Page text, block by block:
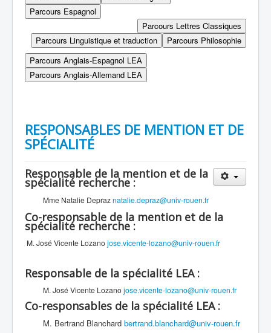
RESPONSABLES DE MENTION ET DE
SPÉCIALITÉ
Responsable de la mention et de la
spécialité recherche:
Mme Natalie Depraznatalie.depraz@univ-rouen.fr
Co-responsable de la mention et de la
spécialité recherche:
M. José Vicente Lozanojose.vicente-lozano@univ-rouen.fr
Responsable de la spécialité LEA :
M. José Vicente Lozanojose.vicente-lozano@univ-rouen.fr
Co-responsables de la spécialité LEA :
M. Bertrand Blanchard bertrand.blanchard@univ-rouen.fr